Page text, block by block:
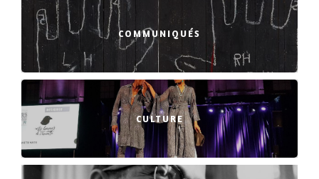
COMMUNIQUÉS
CULTURE